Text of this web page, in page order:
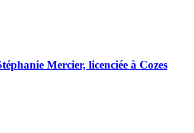
Mercier, licenciée à Cozes